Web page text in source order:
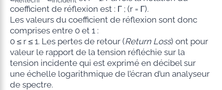
coefficient de réflexion est : Γ ; (r = Γ).
Les valeurs du coefficient de réflexion sont donc
comprises entre 0 et 1 :
0 ≤ r ≤ 1. Les pertes de retour (Return Loss) ont pour
valeur le rapport de la tension réfléchie sur la
tension incidente qui est exprimé en décibel sur
une échelle logarithmique de l’écran d’un analyseur
de spectre.